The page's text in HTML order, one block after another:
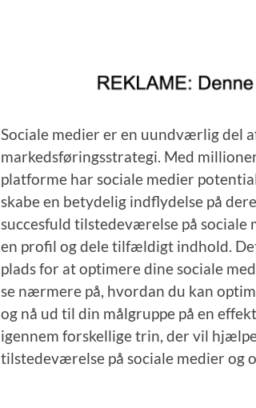
Sociale medier er en uundværlig del
markedsføringsstrategi. Med
platforme har sociale medier
skabe en betydelig indflydelse på
succesfuld tilstedeværelse på
en profil og dele tilfældigt indhold.
plads for at optimere dine sociale
se nærmere på, hvordan du kan
og nå ud til din målgruppe på en
igennem forskellige trin, der vil
tilstedeværelse på sociale medier og